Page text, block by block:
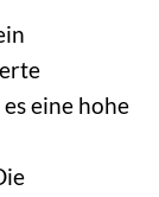
eine hohe